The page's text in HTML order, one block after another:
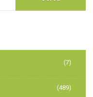
(7)
(489)